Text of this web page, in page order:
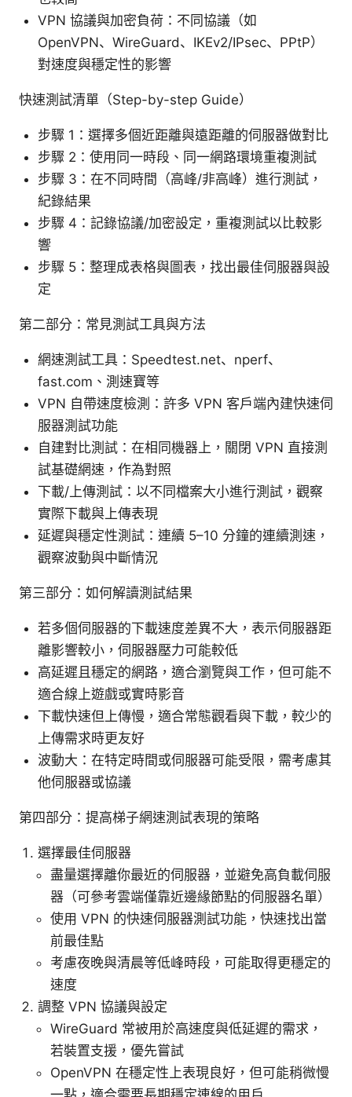
VPN 協議與加密負荷：不同協議（如
OpenVPN、WireGuard、IKEv2/IPsec、PPtP）
對速度與穩定性的影響
快速測試清單（Step-by-step Guide）
步驟 1：選擇多個近距離與遠距離的伺服器做對比
步驟 2：使用同一時段、同一網路環境重複測試
步驟 3：在不同時間（高峰/非高峰）進行測試，
紀錄結果
步驟 4：記錄協議/加密設定，重複測試以比較影
響
步驟 5：整理成表格與圖表，找出最佳伺服器與設
定
第二部分：常見測試工具與方法
網速測試工具：Speedtest.net、nperf、
fast.com、測速寶等
VPN 自帶速度檢測：許多 VPN 客戶端內建快速伺
服器測試功能
自建對比測試：在相同機器上，關閉 VPN 直接測
試基礎網速，作為對照
下載/上傳測試：以不同檔案大小進行測試，觀察
實際下載與上傳表現
延遲與穩定性測試：連續 5–10 分鐘的連續測速，
觀察波動與中斷情況
第三部分：如何解讀測試結果
若多個伺服器的下載速度差異不大，表示伺服器距
離影響較小，伺服器壓力可能較低
高延遲且穩定的網路，適合瀏覽與工作，但可能不
適合線上遊戲或實時影音
下載快速但上傳慢，適合常態觀看與下載，較少的
上傳需求時更友好
波動大：在特定時間或伺服器可能受限，需考慮其
他伺服器或協議
第四部分：提高梯子網速測試表現的策略
選擇最佳伺服器
盡量選擇離你最近的伺服器，並避免高負載伺服
器（可參考雲端僅靠近邊緣節點的伺服器名單）
使用 VPN 的快速伺服器測試功能，快速找出當
前最佳點
考慮夜晚與清晨等低峰時段，可能取得更穩定的
速度
調整 VPN 協議與設定
WireGuard 常被用於高速度與低延遲的需求，
若裝置支援，優先嘗試
OpenVPN 在穩定性上表現良好，但可能稍微慢